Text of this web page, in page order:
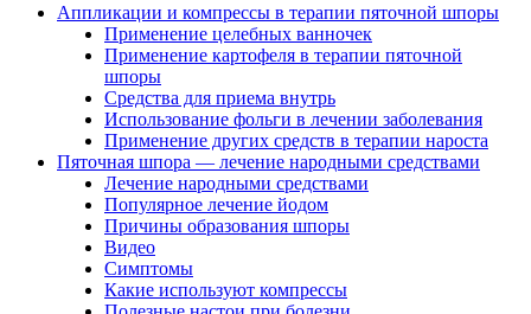
Аппликации и компрессы в терапии пяточной шпоры
Применение целебных ванночек
Применение картофеля в терапии пяточной
шпоры
Средства для приема внутрь
Использование фольги в лечении заболевания
Применение других средств в терапии нароста
Пяточная шпора — лечение народными средствами
Лечение народными средствами
Популярное лечение йодом
Причины образования шпоры
Видео
Симптомы
Какие используют компрессы